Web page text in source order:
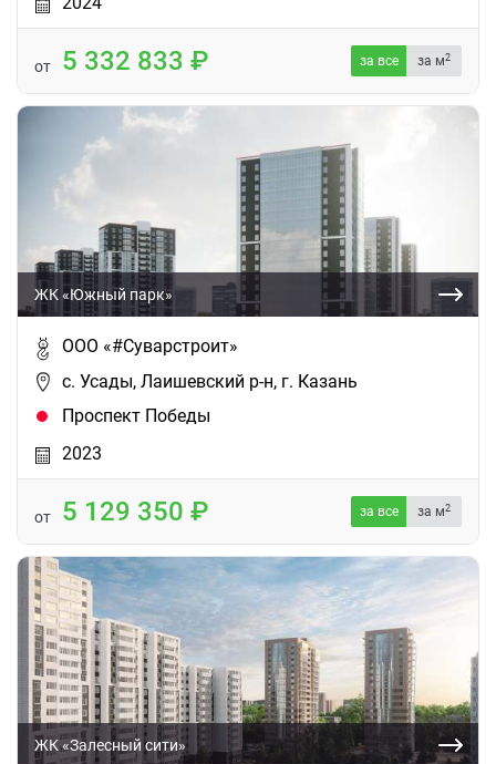
от 5 332 833 за все за м2
ЖК «Южный парк»
ООО «#Суварстроит»
с. Усады, Лаишевский р-н, г. Казань
Проспект Победы
2023
от 5 129 350 за все за м2
ЖК «Залесный сити»